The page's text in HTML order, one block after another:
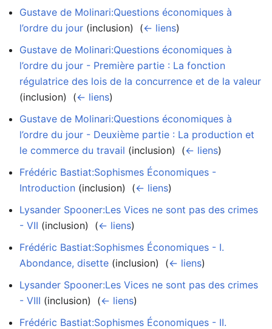
Gustave de Molinari:Questions économiques à
l’ordre du jour (inclusion) ‎ (← liens)
Gustave de Molinari:Questions économiques à
l’ordre du jour - Première partie : La fonction
régulatrice des lois de la concurrence et de la valeur
(inclusion) ‎ (← liens)
Gustave de Molinari:Questions économiques à
l’ordre du jour - Deuxième partie : La production et
le commerce du travail (inclusion) ‎ (← liens)
Frédéric Bastiat:Sophismes Économiques -
Introduction (inclusion) ‎ (← liens)
Lysander Spooner:Les Vices ne sont pas des crimes
- VII (inclusion) ‎ (← liens)
Frédéric Bastiat:Sophismes Économiques - I.
Abondance, disette (inclusion) ‎ (← liens)
Lysander Spooner:Les Vices ne sont pas des crimes
- VIII (inclusion) ‎ (← liens)
Frédéric Bastiat:Sophismes Économiques - II.